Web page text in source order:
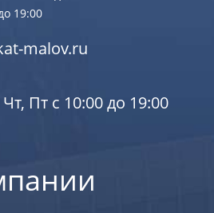
19:00
malov.ru
Пт с 10:00 до 19:00